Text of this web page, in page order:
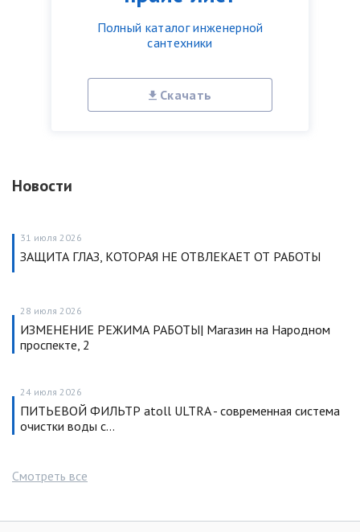
Полный каталог инженерной
сантехники
Скачать
Новости
31 июля 2026
ЗАЩИТА ГЛАЗ, КОТОРАЯ НЕ ОТВЛЕКАЕТ ОТ РАБОТЫ
28 июля 2026
ИЗМЕНЕНИЕ РЕЖИМА РАБОТЫ| Магазин на Народном
проспекте, 2
24 июля 2026
ПИТЬЕВОЙ ФИЛЬТР atoll ULTRA - современная система
очистки воды с…
Смотреть все